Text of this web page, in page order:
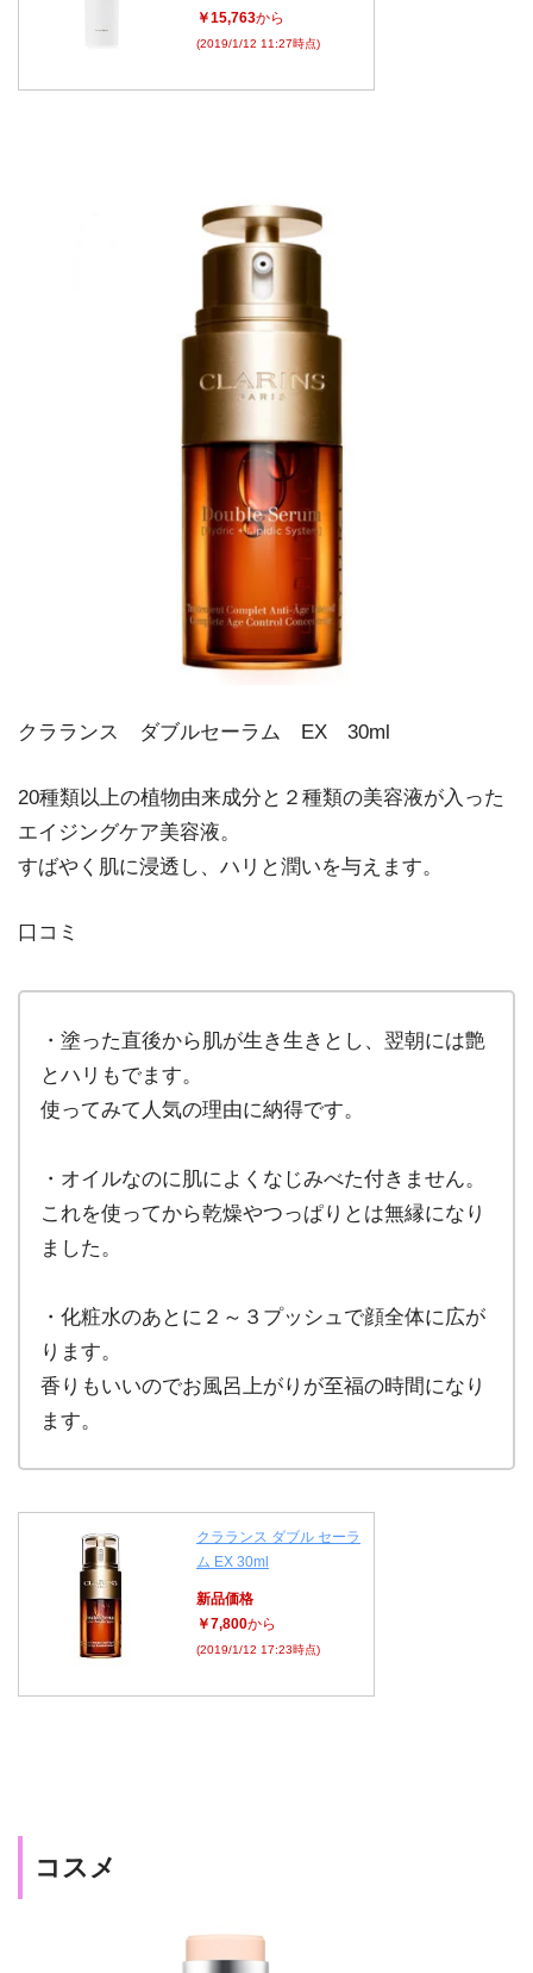
￥15,763から
(2019/1/12 11:27時点)
クラランス ダブルセーラム EX 30ml
20種類以上の植物由来成分と２種類の美容液が入った
エイジングケア美容液。
すばやく肌に浸透し、ハリと潤いを与えます。
口コミ
・塗った直後から肌が生き生きとし、翌朝には艶
とハリもでます。
使ってみて人気の理由に納得です。
・オイルなのに肌によくなじみべた付きません。
これを使ってから乾燥やつっぱりとは無縁になり
ました。
・化粧水のあとに２～３プッシュで顔全体に広が
ります。
香りもいいのでお風呂上がりが至福の時間になり
ます。
クラランス ダブル セーラ
ム EX 30ml
新品価格
￥7,800から
(2019/1/12 17:23時点)
コスメ